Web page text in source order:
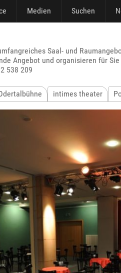
Medien Suchen
Saal- und
Angebot und organisieren für
538 209
intimes theater